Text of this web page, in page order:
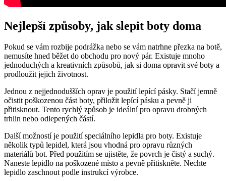
Nejlepší způsoby, jak slepit boty doma
Pokud se vám rozbije podrážka nebo se ‍vám natrhne přezka na botě,
nemusíte hned běžet⁢ do obchodu pro‍ nový pár. ⁤Existuje mnoho
jednoduchých a kreativních ⁣způsobů, jak si doma opravit své boty a
⁣prodloužit jejich životnost.
Jednou z ⁢nejjednodušších oprav je použití lepící‍ pásky. Stačí jemně⁤
očistit poškozenou část boty, přiložit lepící pásku ⁢a pevně ji
přitisknout. Tento rychlý způsob ⁢je ideální pro opravu⁢ drobných⁣
trhlin⁢ nebo odlepených částí.
Další možností je použití ⁢speciálního lepidla pro boty. Existuje
⁣několik typů lepidel, která jsou‍ vhodná pro opravu různých
‌materiálů bot. Před použitím se ujistěte, že povrch je čistý a suchý.
Naneste lepidlo na poškozené ‌místo a pevně přitiskněte. Nechte
lepidlo zaschnout podle instrukcí⁣ výrobce.